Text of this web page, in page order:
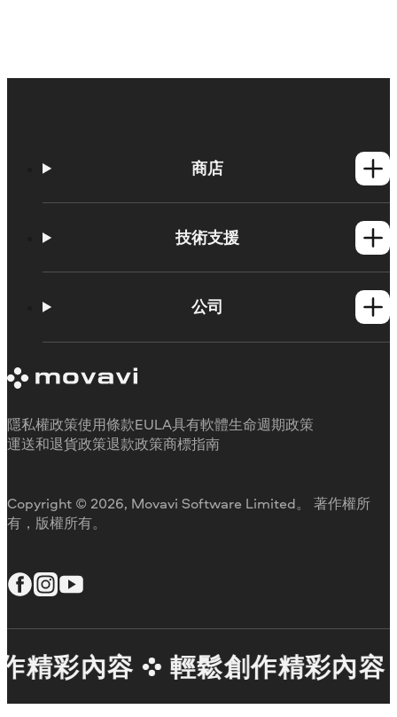
商店
Mac產品
技術支援
知識庫
取消訂閱
退款
公司
客戶評價
為何要選擇我們
工作用
Copyright © 2026, Movavi Software Limited。 著作權所
有，版權所有。
隱私權政策使用條款EULA具有軟體生命週期政策
運送和退貨政策退款政策商標指南
精彩內容 輕鬆創作精彩內容